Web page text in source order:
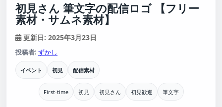
初見さん 筆文字の配信ロゴ 【フリー
素材・サムネ素材】
更新日: 2025年3月23日
投稿者: ずかし
イベント 初見 配信素材
First-time 初見 初見さん 初見歓迎 筆文字